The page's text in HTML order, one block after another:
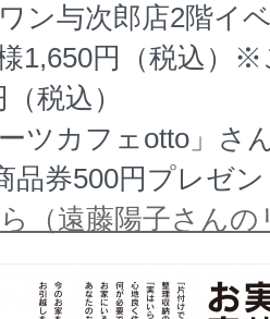
ン与次郎店2階イ
1,650円（税込）※
税込）
ツカフェotto」さ
品券500円プレゼ
（遠藤陽子さん